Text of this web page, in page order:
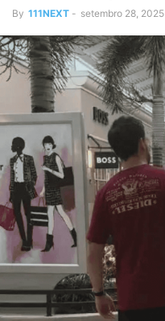
By 111NEXT - setembro 28, 2025